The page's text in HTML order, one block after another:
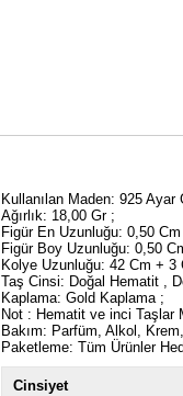
Kullanılan Maden: 925 Ayar
Ağırlık: 18,00 Gr ;
Figür En Uzunluğu: 0,50
Figür Boy Uzunluğu: 0,50
Kolye Uzunluğu: 42 Cm + 3
Taş Cinsi: Doğal Hematit ,
Kaplama: Gold Kaplama ;
Not : Hematit ve inci Taşlar
Bakım: Parfüm, Alkol,
Paketleme: Tüm Ürünler
Cinsiyet